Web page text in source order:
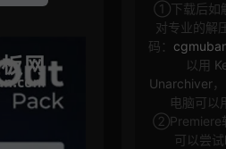
①下载后如
对专业的解
码：
以用
Unarchiver，
电脑可以
②Premiere
可以尝试